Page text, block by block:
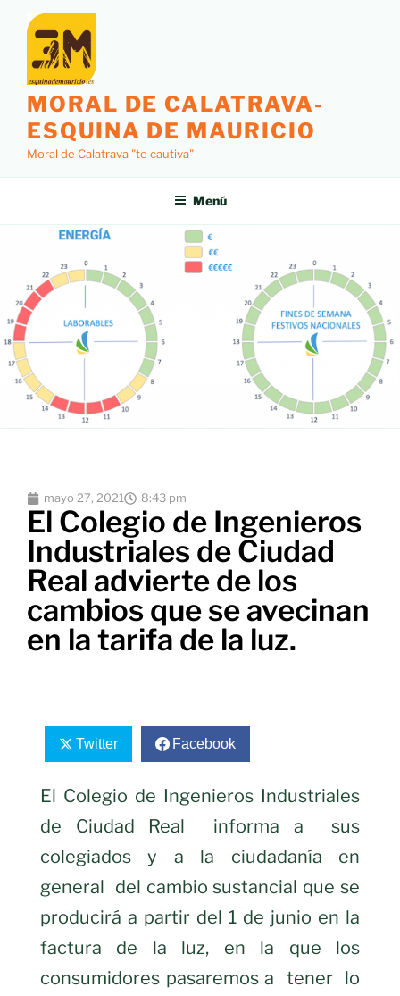
MORAL DE CALATRAVA-
ESQUINA DE MAURICIO
Moral de Calatrava "te cautiva"
Menú
mayo 27, 2021 8:43 pm
El Colegio de Ingenieros
Industriales de Ciudad
Real advierte de los
cambios que se avecinan
en la tarifa de la luz.
Twitter Facebook
El Colegio de Ingenieros Industriales
de Ciudad Real
informa a
sus
colegiados y a la ciudadanía en
general del cambio sustancial que se
producirá a partir del 1 de junio en la
factura de la luz, en la que los
consumidores pasaremos a
tener lo